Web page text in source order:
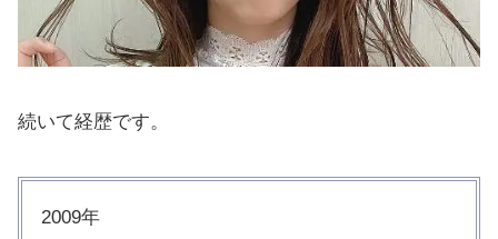
続いて経歴です。
2009年